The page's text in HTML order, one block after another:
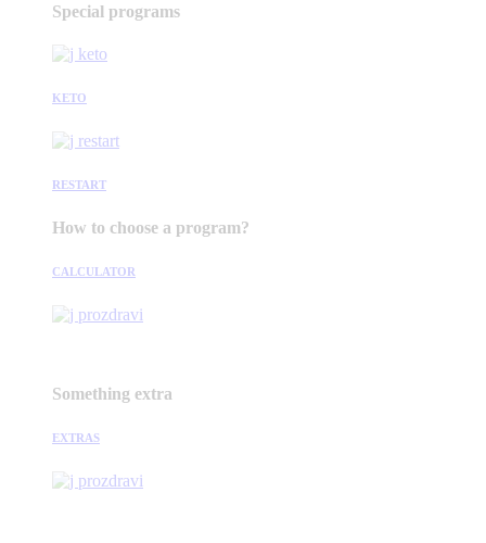
Special programs
KETO
RESTART
How to choose a program?
CALCULATOR
Something extra
EXTRAS